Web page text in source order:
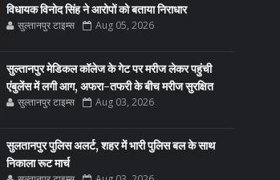
विधायक विनोद सिंह ने आरोपों को बताया निराधार
सुल्तानपुर टाइम्स Aug 05, 2026
सुल्तानपुर मेडिकल कॉलेज के गेट पर मरीज लेकर पहुंची
एंबुलेंस में लगी आग, अफरा-तफरी के बीच मरीज सुरक्षित
सुल्तानपुर टाइम्स Aug 03, 2026
सुलतानपुर पुलिस अलर्ट, शहर में भारी पुलिस बल के साथ
निकाला रूट मार्च